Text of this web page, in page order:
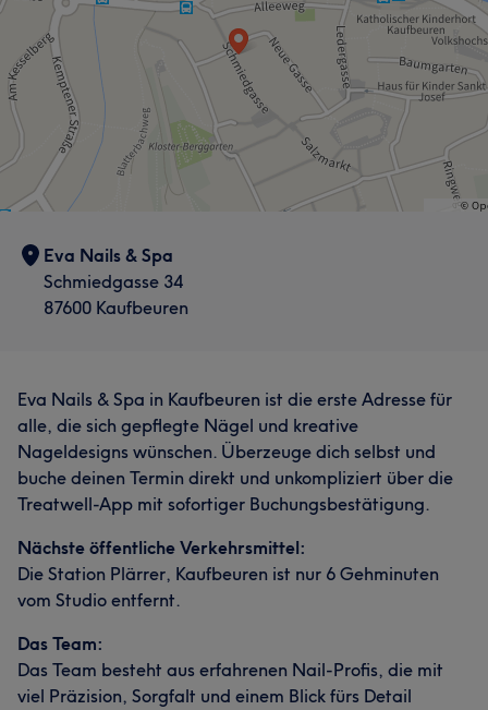
Eva Nails & Spa
Schmiedgasse 34
87600 Kaufbeuren
Eva Nails & Spa in Kaufbeuren ist die erste Adresse für
alle, die sich gepflegte Nägel und kreative
Nageldesigns wünschen. Überzeuge dich selbst und
buche deinen Termin direkt und unkompliziert über die
Treatwell-App mit sofortiger Buchungsbestätigung.
Nächste öffentliche Verkehrsmittel:
Die Station Plärrer, Kaufbeuren ist nur 6 Gehminuten
vom Studio entfernt.
Das Team:
Das Team besteht aus erfahrenen Nail-Profis, die mit
viel Präzision, Sorgfalt und einem Blick fürs Detail